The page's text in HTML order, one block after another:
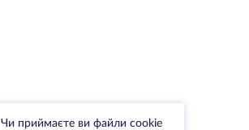
Чи приймаєте ви файли cookie